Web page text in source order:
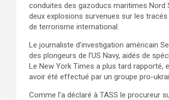
conduites des gazoducs maritimes Nord
deux explosions survenues sur les
de terrorisme international.
Le journaliste d’investigation américain
des plongeurs de l’US Navy, aidés de
Le New York Times a plus tard
avoir été effectué par un groupe pro-
Comme l’a déclaré à TASS le procureur